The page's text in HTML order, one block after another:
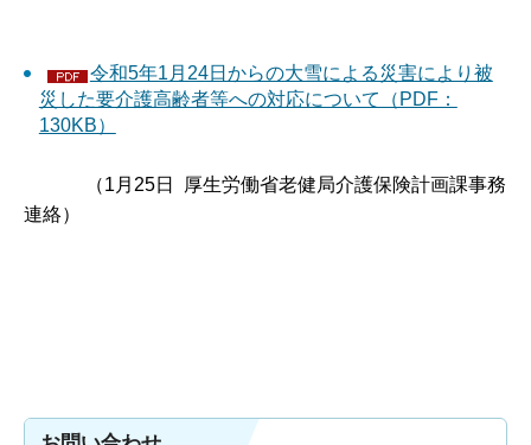
令和5年1月24日からの大雪による災害により被
災した要介護高齢者等への対応について（PDF：
130KB）
（1月25日 厚生労働省老健局介護保険計画課事務
連絡）